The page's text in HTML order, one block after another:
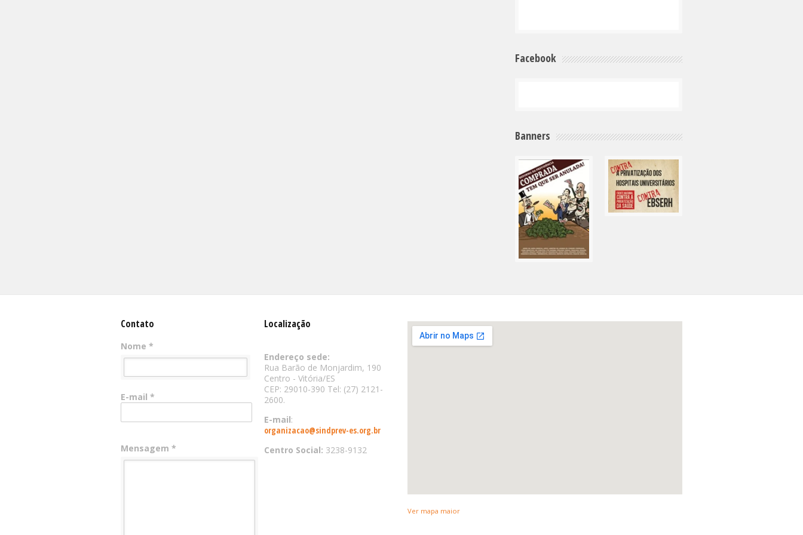
Facebook
Banners
Contato
Nome *
E-mail *
Mensagem *
Localização
Endereço sede:
Rua Barão de Monjardim, 190
Centro - Vitória/ES
CEP: 29010-390 Tel: (27) 2121-
2600.
E-mail:
organizacao@sindprev-es.org.br
Centro Social: 3238-9132
Ver mapa maior